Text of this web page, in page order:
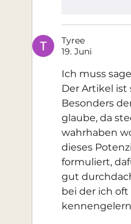
Tyree
19. Juni
Ich muss
Der Artikel
Besonders
glaube, da
wahrhaben
dieses
formuliert,
gut
bei der ich